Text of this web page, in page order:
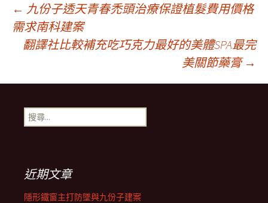
文
章
導
覽
列
← 九份子透天青春禿頭治療保證植髮費用價格
需求南科建案
翻譯社比較補充吃巧克力最好的美體SPA最完
美關節藥膏 →
搜
尋
近期文章
隱形鐵窗主打防墜與九份子建案